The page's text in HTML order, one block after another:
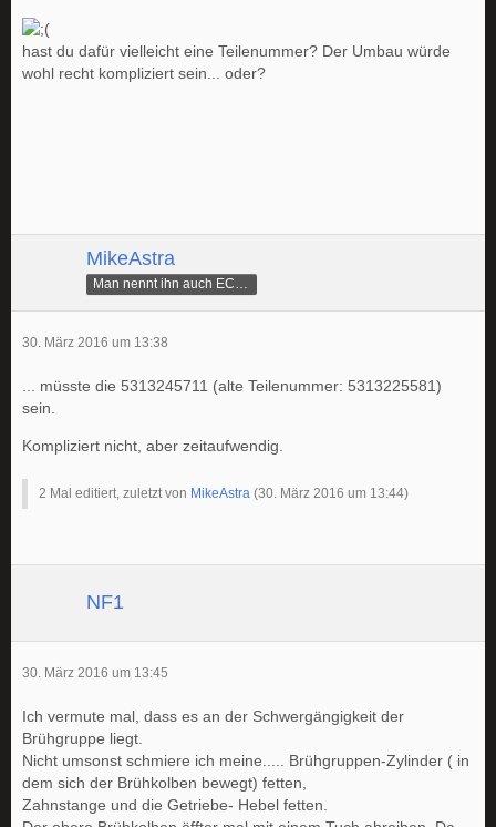
hast du dafür vielleicht eine Teilenummer? Der Umbau würde
wohl recht kompliziert sein... oder?
MikeAstra
30. März 2016 um 13:38
... müsste die 5313245711 (alte Teilenummer: 5313225581)
sein.
Kompliziert nicht, aber zeitaufwendig.
2 Mal editiert, zuletzt von MikeAstra (30. März 2016 um 13:44)
NF1
30. März 2016 um 13:45
Ich vermute mal, dass es an der Schwergängigkeit der
Brühgruppe liegt.
Nicht umsonst schmiere ich meine..... Brühgruppen-Zylinder ( in
dem sich der Brühkolben bewegt) fetten,
Zahnstange und die Getriebe- Hebel fetten.